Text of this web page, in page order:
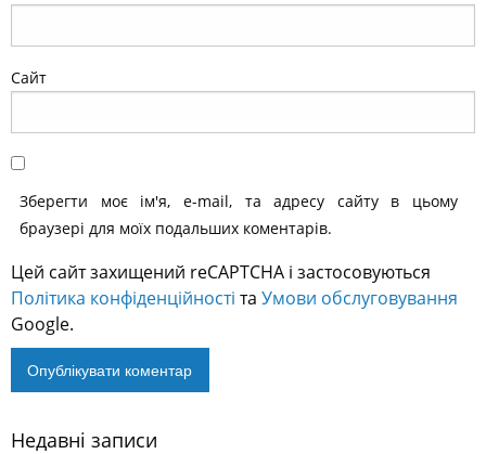
Сайт
Зберегти моє ім'я, e-mail, та адресу сайту в цьому
браузері для моїх подальших коментарів.
Цей сайт захищений reCAPTCHA і застосовуються
Політика конфіденційності та Умови обслуговування
Google.
Недавні записи